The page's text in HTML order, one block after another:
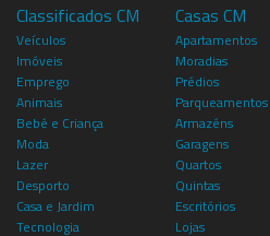
Classificados CM
Veículos
Imóveis
Emprego
Animais
Bebé e Criança
Moda
Lazer
Desporto
Casa e Jardim
Tecnologia
Casas CM
Apartamentos
Moradias
Prédios
Parqueamentos
Armazéns
Garagens
Quartos
Quintas
Escritórios
Lojas